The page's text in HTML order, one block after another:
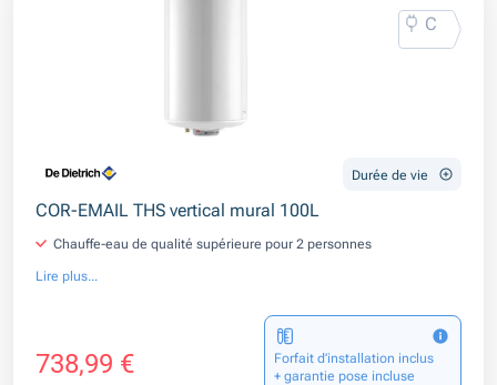
C
Durée de vie
COR-EMAIL THS vertical mural 100L
Chauffe-eau de qualité supérieure pour 2 personnes
Lire plus...
738,99 €
Forfait d’installation inclus
+ garantie pose incluse